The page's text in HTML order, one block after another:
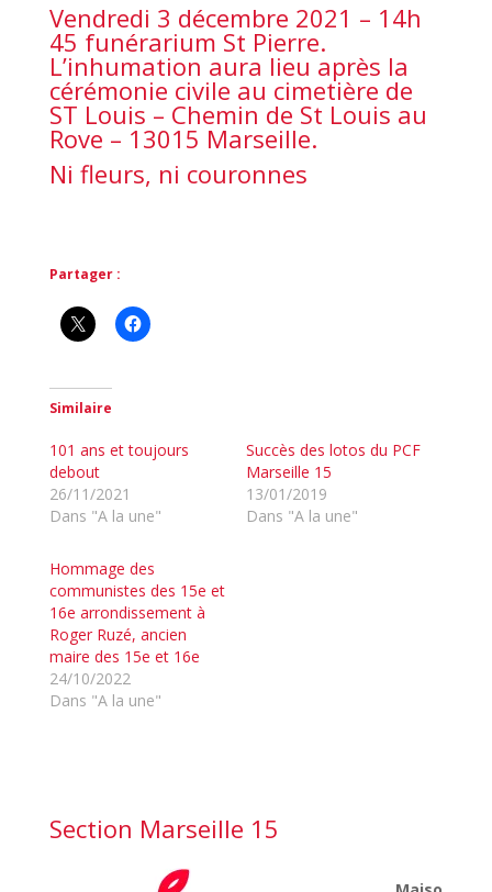
Vendredi 3 décembre 2021 – 14h
45 funérarium St Pierre.
L’inhumation aura lieu après la
cérémonie civile au cimetière de
ST Louis – Chemin de St Louis au
Rove – 13015 Marseille.
Ni fleurs, ni couronnes
Partager :
Similaire
101 ans et toujours
debout
26/11/2021
Dans "A la une"
Succès des lotos du PCF
Marseille 15
13/01/2019
Dans "A la une"
Hommage des
communistes des 15e et
16e arrondissement à
Roger Ruzé, ancien
maire des 15e et 16e
24/10/2022
Dans "A la une"
Section Marseille 15